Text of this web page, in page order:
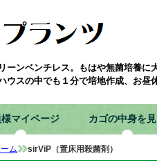
ーンベンチレス。もはや無菌培養に
ウスの中でも１分で培地作成、お昼
マイページ カゴの中身を
ム sirViP（置床用殺菌剤）